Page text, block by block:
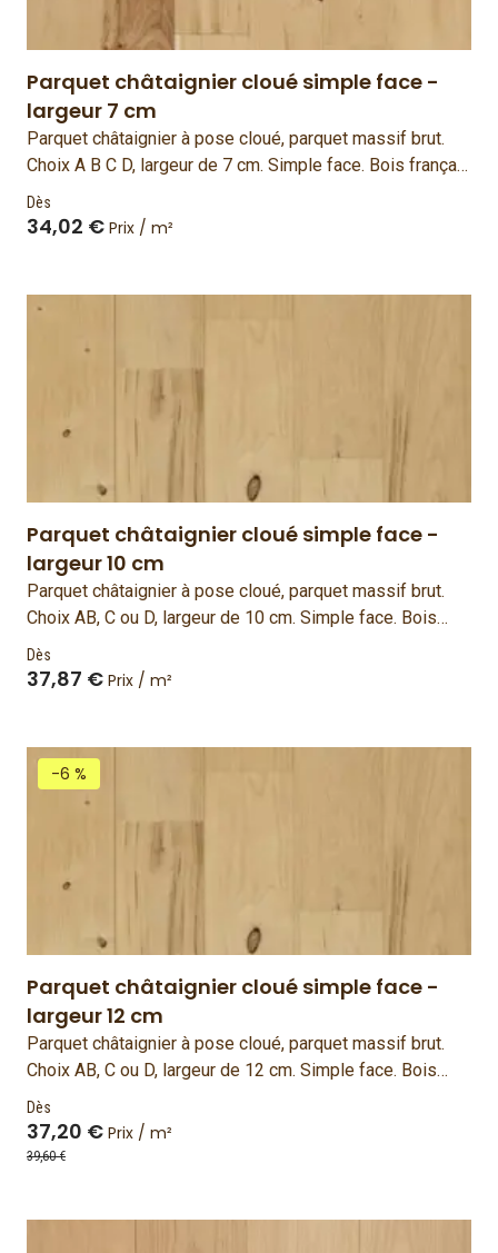
Parquet châtaignier cloué simple face -
largeur 7 cm
Parquet châtaignier à pose cloué, parquet massif brut.
Choix A B C D, largeur de 7 cm. Simple face. Bois français
et fabriqué en France.
Dès
34,02 € Prix / m²
Parquet châtaignier cloué simple face -
largeur 10 cm
Parquet châtaignier à pose cloué, parquet massif brut.
Choix AB, C ou D, largeur de 10 cm. Simple face. Bois
français et fabriqué en France.
Dès
37,87 € Prix / m²
-6 %
Parquet châtaignier cloué simple face -
largeur 12 cm
Parquet châtaignier à pose cloué, parquet massif brut.
Choix AB, C ou D, largeur de 12 cm. Simple face. Bois
français et fabriqué en France.
Dès
37,20 € Prix / m²
39,60 €